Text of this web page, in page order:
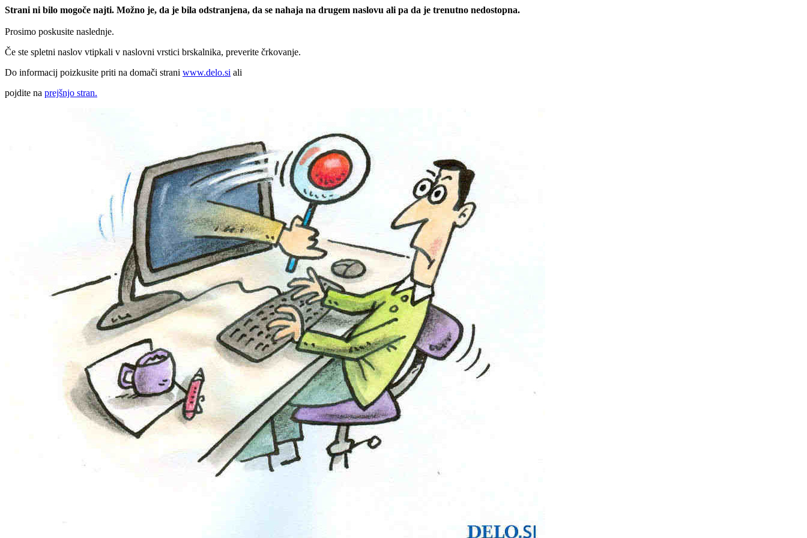
Strani ni bilo mogoče najti. Možno je, da je bila odstranjena, da se nahaja na drugem naslovu ali pa da je trenutno nedostopna.
Prosimo poskusite naslednje.
Če ste spletni naslov vtipkali v naslovni vrstici brskalnika, preverite črkovanje.
Do informacij poizkusite priti na domači strani www.delo.si ali
pojdite na prejšnjo stran.